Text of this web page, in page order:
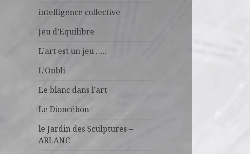
intelligence collective
Jeu d’Equilibre
L’art est un jeu …..
L’Oubli
Le blanc dans l’art
Le Dioncébon
le Jardin des Sculptures –
ARLANC